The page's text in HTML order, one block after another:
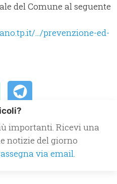
del Comune al seguente
.../prevenzione-ed-
importanti. Ricevi una
notizie del giorno
via email.